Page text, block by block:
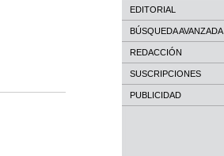
EDITORIAL
BÚSQUEDA AVANZADA
REDACCIÓN
SUSCRIPCIONES
PUBLICIDAD